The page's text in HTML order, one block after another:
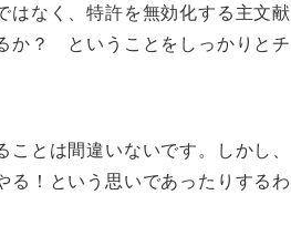
はなく、特許を無効化する主文献
か？ ということをしっかりとチ
とは間違いないです。しかし、
る！という思いであったりするわ